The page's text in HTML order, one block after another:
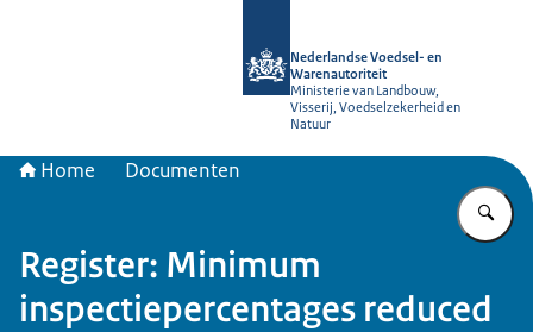
Nederlandse Voedsel- en
Warenautoriteit
Ministerie van Landbouw,
Visserij, Voedselzekerheid en
Natuur
Home Documenten
Register: Minimum
inspectiepercentages reduced